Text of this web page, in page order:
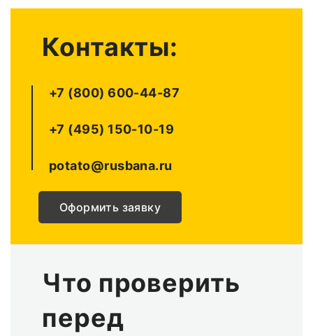
Контакты:
+7 (800) 600-44-87
+7 (495) 150-10-19
potato@rusbana.ru
Оформить заявку
Что проверить
перед